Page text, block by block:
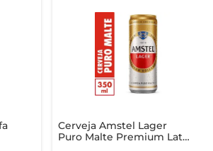
Cerveja Amstel Lager
Puro Malte Premium Lata